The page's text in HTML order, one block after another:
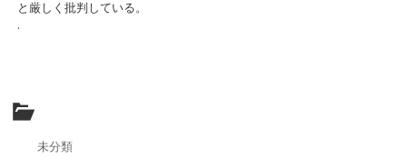
と厳しく批判している。
.
未分類